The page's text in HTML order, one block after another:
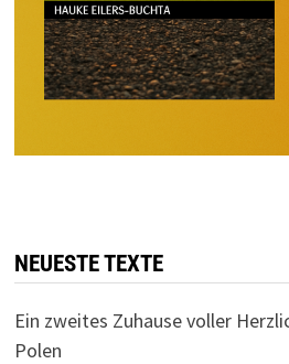
NEUESTE TEXTE
Ein zweites Zuhause voller
Polen